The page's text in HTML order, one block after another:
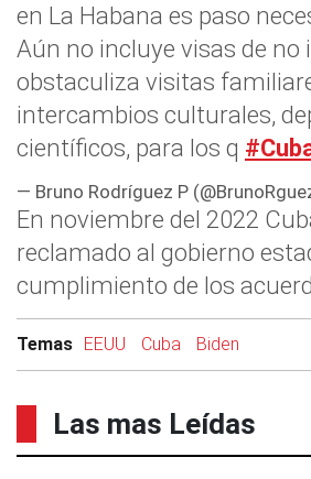
en La Habana es paso
Aún no incluye visas de no
obstaculiza visitas
intercambios culturales,
científicos, para los q
— Bruno Rodríguez P
En noviembre del 2022
reclamado al gobierno
cumplimiento de los
Temas EEUU Cuba Biden
Las mas Leídas